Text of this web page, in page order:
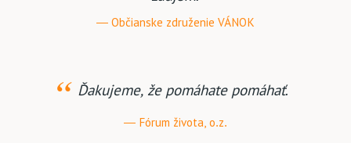
Občianske združenie VÁNOK
Ďakujeme, že pomáhate pomáhať.
Fórum života, o.z.